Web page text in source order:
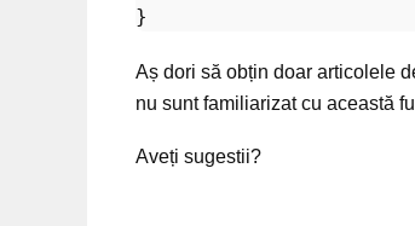
Aș dori să obțin doar articolele
nu sunt familiarizat cu această
Aveți sugestii?